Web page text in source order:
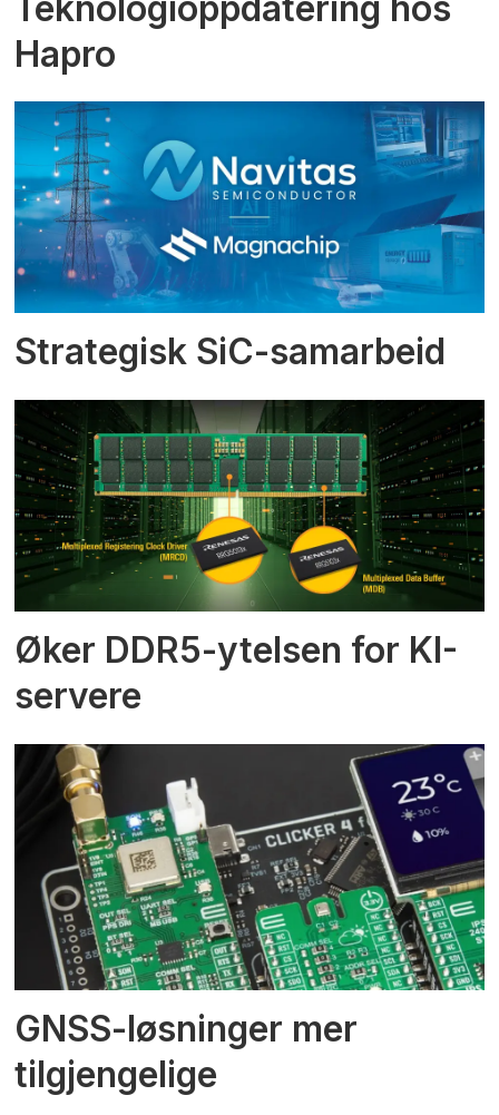
Hapro
Strategisk SiC-samarbeid
Øker DDR5-ytelsen for KI-
servere
GNSS-løsninger mer
tilgjengelige